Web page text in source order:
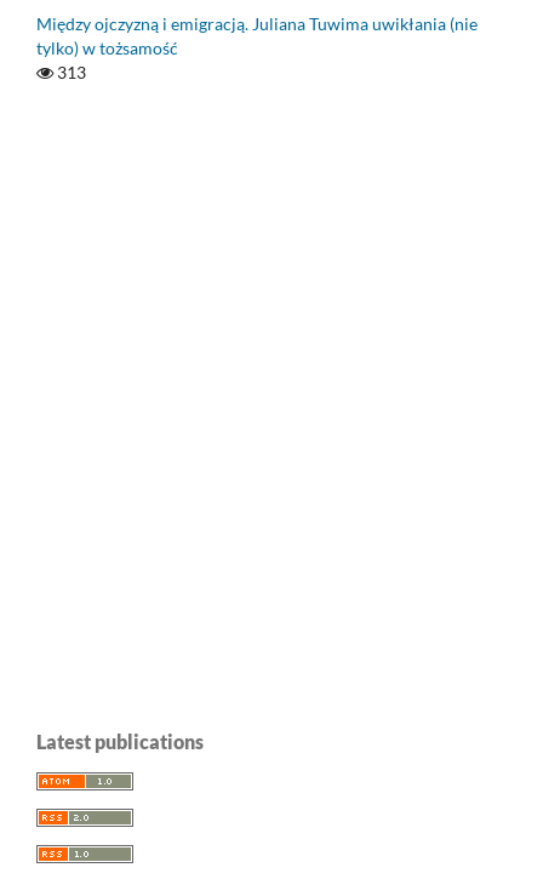
Między ojczyzną i emigracją. Juliana Tuwima uwikłania (nie
tylko) w tożsamość
313
Latest publications